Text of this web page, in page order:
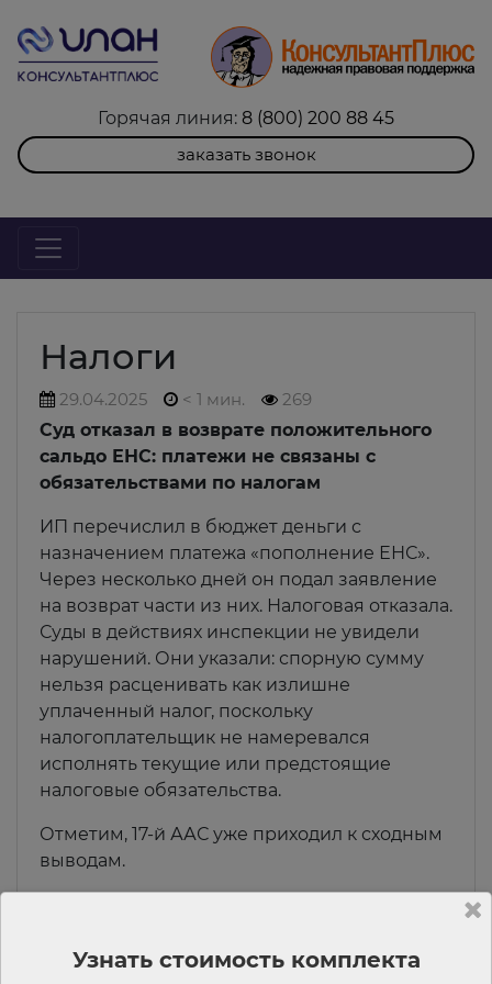
Горячая линия: 8 (800) 200 88 45
заказать звонок
Налоги
29.04.2025 < 1 мин.
269
Суд отказал в возврате положительного
сальдо ЕНС: платежи не связаны с
обязательствами по налогам
ИП перечислил в бюджет деньги с
назначением платежа «пополнение ЕНС».
Через несколько дней он подал заявление
на возврат части из них. Налоговая отказала.
Суды в действиях инспекции не увидели
нарушений. Они указали: спорную сумму
нельзя расценивать как излишне
уплаченный налог, поскольку
налогоплательщик не намеревался
исполнять текущие или предстоящие
налоговые обязательства.
Отметим, 17-й ААС уже приходил к сходным
выводам.
Декларация по налогу на имущество и
крупнейшие налогоплательщики: ФНС
Узнать стоимость комплекта